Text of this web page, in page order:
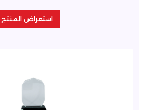
استعراض المنتج
استعراض المنتج